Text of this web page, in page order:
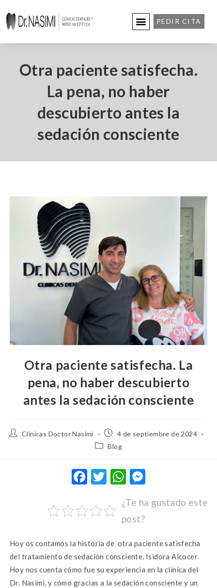
PEDIR CITA
Otra paciente satisfecha.
La pena, no haber
descubierto antes la
sedación consciente
Otra paciente satisfecha. La
pena, no haber descubierto
antes la sedación consciente
Clínicas Doctor Nasimi
4 de septiembre de 2024
Blog
F
e
b
o
o
k
T
it
te
r
W
at
s
A
p
p
se
g
er
¿Te ha gustado este
post?
Hoy os contamos la historia de otra paciente satisfecha
del tratamiento de sedación consciente, Isidora Alcocer.
Hoy nos cuenta cómo fue su experiencia en la clínica del
Dr. Nasimi, y cómo gracias a la sedación consciente y un